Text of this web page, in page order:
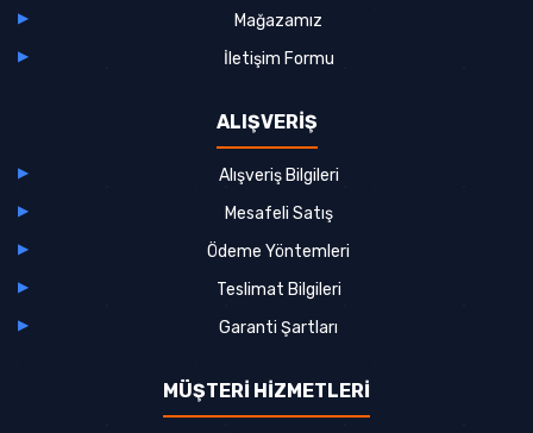
Mağazamız
İletişim Formu
ALIŞVERİŞ
Alışveriş Bilgileri
Mesafeli Satış
Ödeme Yöntemleri
Teslimat Bilgileri
Garanti Şartları
MÜŞTERİ HİZMETLERİ